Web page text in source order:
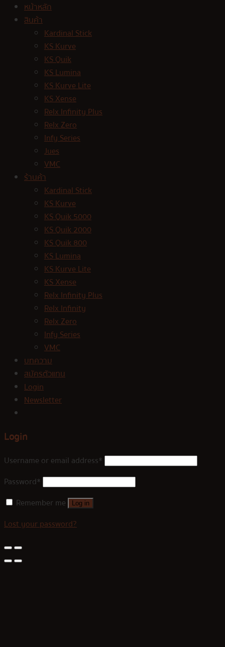
หน้าหลัก
สินค้า
Kardinal Stick
KS Kurve
KS Quik
KS Lumina
KS Kurve Lite
KS Xense
Relx Infinity Plus
Relx Zero
Infy Series
Jues
VMC
ร้านค้า
Kardinal Stick
KS Kurve
KS Quik 5000
KS Quik 2000
KS Quik 800
KS Lumina
KS Kurve Lite
KS Xense
Relx Infinity Plus
Relx Infinity
Relx Zero
Infy Series
VMC
บทความ
สมัครตัวแทน
Login
Newsletter
Login
Username or email address*
Password*
Remember me
Log in
Lost your password?